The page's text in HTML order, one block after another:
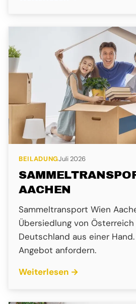
BEILADUNGJuli 2026
AACHEN
Sammeltransport Wien
Übersiedlung von Österreich
Deutschland aus einer
Angebot anfordern.
Weiterlesen →